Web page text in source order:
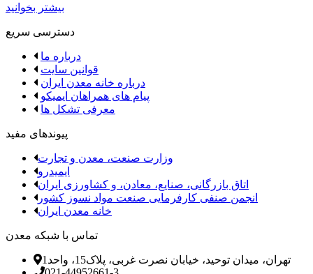
بیشتر بخوانید
دسترسی سریع
درباره ما
قوانین سایت
درباره خانه معدن ایران
پیام های همراهان ایمیکو
معرفی تشکل ها
پیوندهای مفید
وزارت صنعت، معدن و تجارت
ایمیدرو
اتاق بازرگانی، صنایع، معادن، و کشاورزی ایران
انجمن صنفی کارفرمایی صنعت مواد نسوز کشور
خانه معدن ایران
تماس با شبکه معدن
تهران، میدان توحید، خیابان نصرت غربی، پلاک15، واحد1